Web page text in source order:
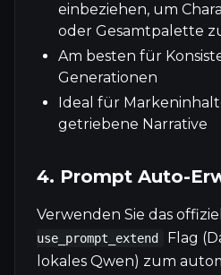
einbeziehen, um
oder Gesamtpalette
Am besten für
Generationen
Ideal für
getriebene Narrative
4. Prompt Auto-
Verwenden Sie das
use_prompt_extend
Flag
lokales Qwen) zum